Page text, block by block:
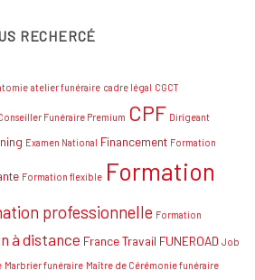
RECHERCÉ
atelier funéraire cadre légal CGCT
Funéraire Premium CPF Dirigeant
Examen National Financement Formation
Formation flexible Formation
professionnelle Formation
à distance France Travail FUNEROAD Job
Marbrier funéraire Maître de Cérémonie funéraire